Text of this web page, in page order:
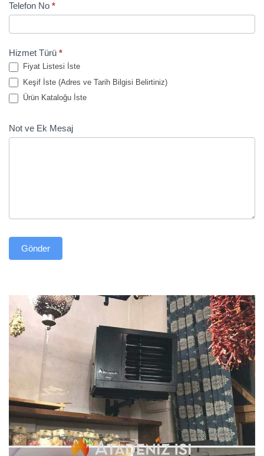
Telefon No *
Hizmet Türü *
Fiyat Listesi İste
Keşif İste (Adres ve Tarih Bilgisi Belirtiniz)
Ürün Kataloğu İste
Not ve Ek Mesaj
Gönder